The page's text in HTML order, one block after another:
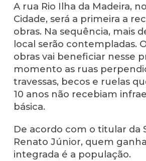
A rua Rio Ilha da Madeira,
Cidade, será a primeira a
obras. Na sequência, mais
local serão contempladas.
obras vai beneficiar nesse
momento as ruas
travessas, becos e ruelas
10 anos não recebiam
básica.
De acordo com o titular da
Renato Júnior, quem
integrada é a população.